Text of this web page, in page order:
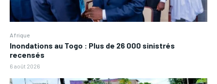
Afrique
Inondations au Togo : Plus de 26 000 sinistrés
recensés
6 août 2026